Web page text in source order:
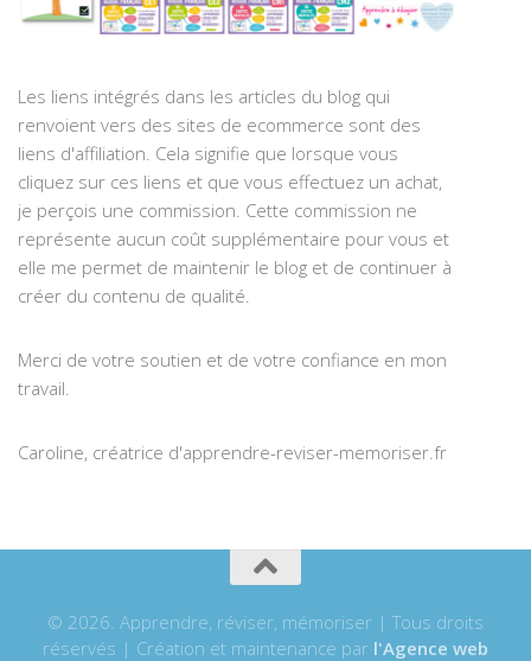
Les liens intégrés dans les articles du blog qui
renvoient vers des sites de ecommerce sont des
liens d'affiliation. Cela signifie que lorsque vous
cliquez sur ces liens et que vous effectuez un achat,
je perçois une commission. Cette commission ne
représente aucun coût supplémentaire pour vous et
elle me permet de maintenir le blog et de continuer à
créer du contenu de qualité.
Merci de votre soutien et de votre confiance en mon
travail.
Caroline, créatrice d'apprendre-reviser-memoriser.fr
© 2026. Apprendre, réviser, mémoriser | Tous droits
réservés | Création et maintenance par l'Agence web